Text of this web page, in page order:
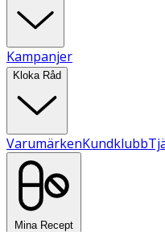
Kampanjer
Kloka Råd
VarumärkenKundklubb
Mina Recept